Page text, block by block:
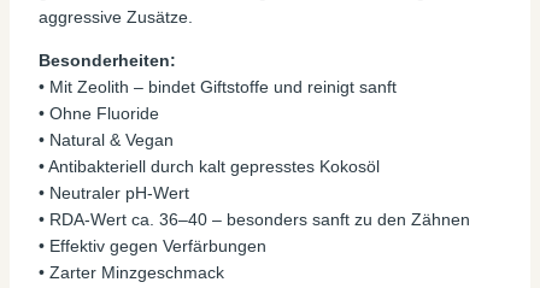
aggressive Zusätze.
Besonderheiten:
• Mit Zeolith – bindet Giftstoffe und reinigt sanft
• Ohne Fluoride
• Natural & Vegan
• Antibakteriell durch kalt gepresstes Kokosöl
• Neutraler pH-Wert
• RDA-Wert ca. 36–40 – besonders sanft zu den Zähnen
• Effektiv gegen Verfärbungen
• Zarter Minzgeschmack